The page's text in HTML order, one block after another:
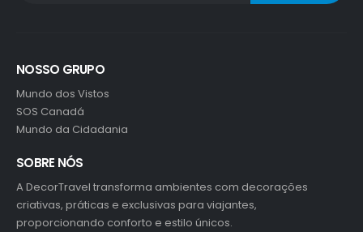
NOSSO GRUPO
Mundo dos Vistos
SOS Canadá
Mundo da Cidadania
SOBRE NÓS
A DecorTravel transforma ambientes com decorações
criativas, práticas e exclusivas para viajantes,
proporcionando conforto e estilo únicos.